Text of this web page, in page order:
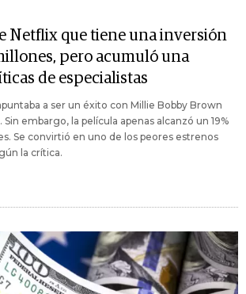
Netflix que tiene una inversión
pero acumuló una
de especialistas
a ser un éxito con Millie Bobby Brown
embargo, la película apenas alcanzó un 19%
Se convirtió en uno de los peores estrenos
la crítica.